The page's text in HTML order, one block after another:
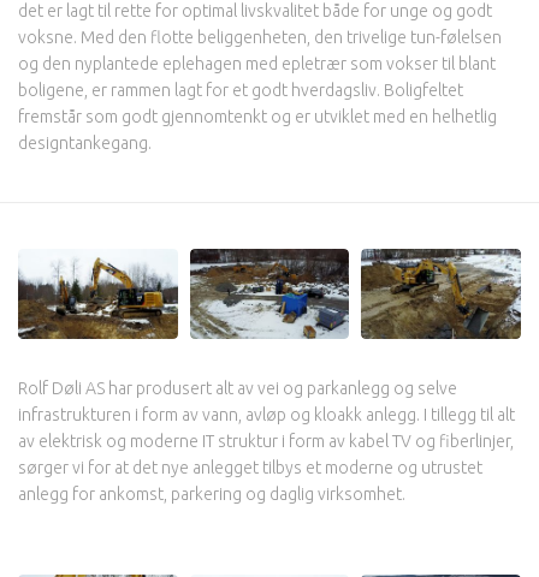
det er lagt til rette for optimal livskvalitet både for unge og godt
voksne. Med den flotte beliggenheten, den trivelige tun-følelsen
og den nyplantede eplehagen med epletrær som vokser til blant
boligene, er rammen lagt for et godt hverdagsliv. Boligfeltet
fremstår som godt gjennomtenkt og er utviklet med en helhetlig
designtankegang.
Rolf Døli AS har produsert alt av vei og parkanlegg og selve
infrastrukturen i form av vann, avløp og kloakk anlegg. I tillegg til alt
av elektrisk og moderne IT struktur i form av kabel TV og fiberlinjer,
sørger vi for at det nye anlegget tilbys et moderne og utrustet
anlegg for ankomst, parkering og daglig virksomhet.